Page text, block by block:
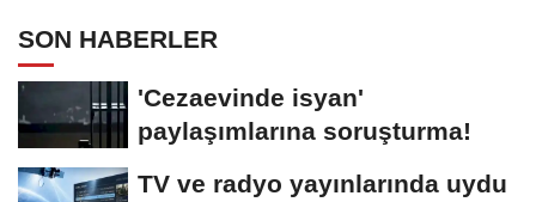
SON HABERLER
'Cezaevinde isyan'
paylaşımlarına soruşturma!
TV ve radyo yayınlarında uydu